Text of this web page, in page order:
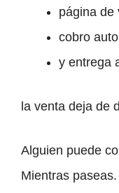
página de
cobro
y entrega
la venta deja de
Alguien puede
Mientras paseas.